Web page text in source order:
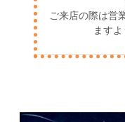
ご来店の際は営
ます